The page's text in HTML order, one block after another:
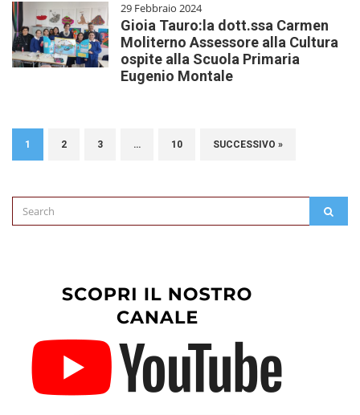
29 Febbraio 2024
Gioia Tauro:la dott.ssa Carmen
Moliterno Assessore alla Cultura
ospite alla Scuola Primaria
Eugenio Montale
1 2 3 … 10 SUCCESSIVO »
Search
for: